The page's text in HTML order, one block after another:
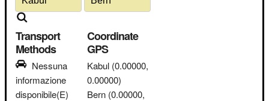
Transport
Methods
Nessuna
informazione
disponibile(E)
Coordinate
GPS
Kabul (0.00000,
0.00000)
Bern (0.00000,